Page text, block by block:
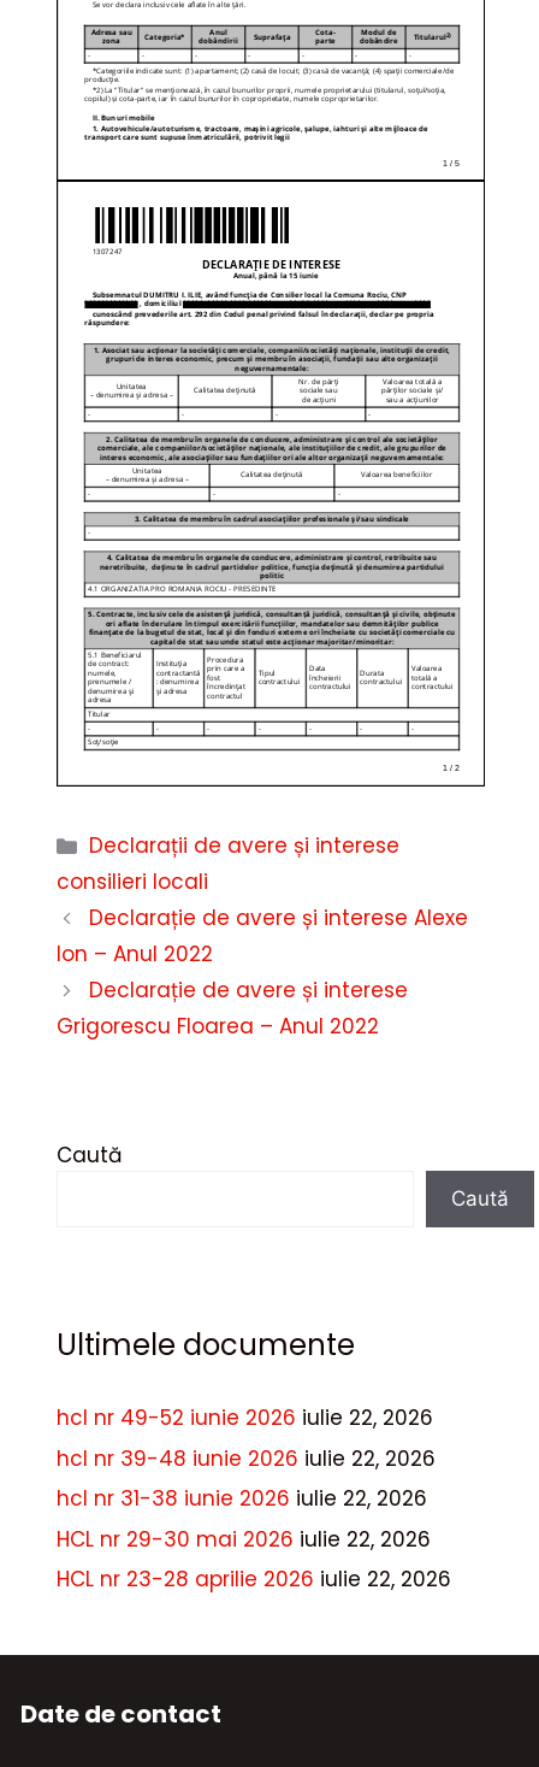
Categorii
Declarații de avere și interese
consilieri locali
Declarație de avere și interese Alexe
Ion – Anul 2022
Declarație de avere și interese
Grigorescu Floarea – Anul 2022
Caută
Caută
Ultimele documente
hcl nr 49-52 iunie 2026 iulie 22, 2026
hcl nr 39-48 iunie 2026 iulie 22, 2026
hcl nr 31-38 iunie 2026 iulie 22, 2026
HCL nr 29-30 mai 2026 iulie 22, 2026
HCL nr 23-28 aprilie 2026 iulie 22, 2026
Date de contact